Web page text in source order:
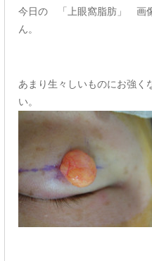
今日の 「上眼窩脂肪」 画
ん。
あまり生々しいものにお強く
い。